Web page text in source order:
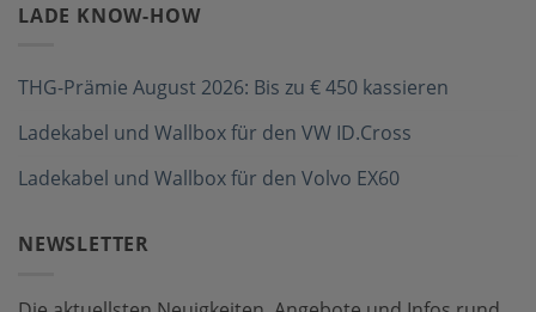
LADE KNOW-HOW
THG-Prämie August 2026: Bis zu € 450 kassieren
Ladekabel und Wallbox für den VW ID.Cross
Ladekabel und Wallbox für den Volvo EX60
NEWSLETTER